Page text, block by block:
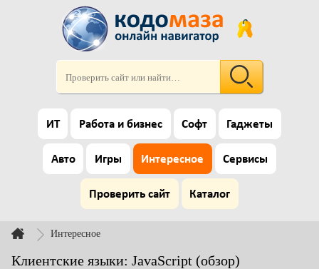
ИТ Работа и бизнес Софт Гаджеты
Авто Игры Интересное Сервисы
Проверить сайт Каталог
Интересное
Клиентские языки: JavaScript (обзор)